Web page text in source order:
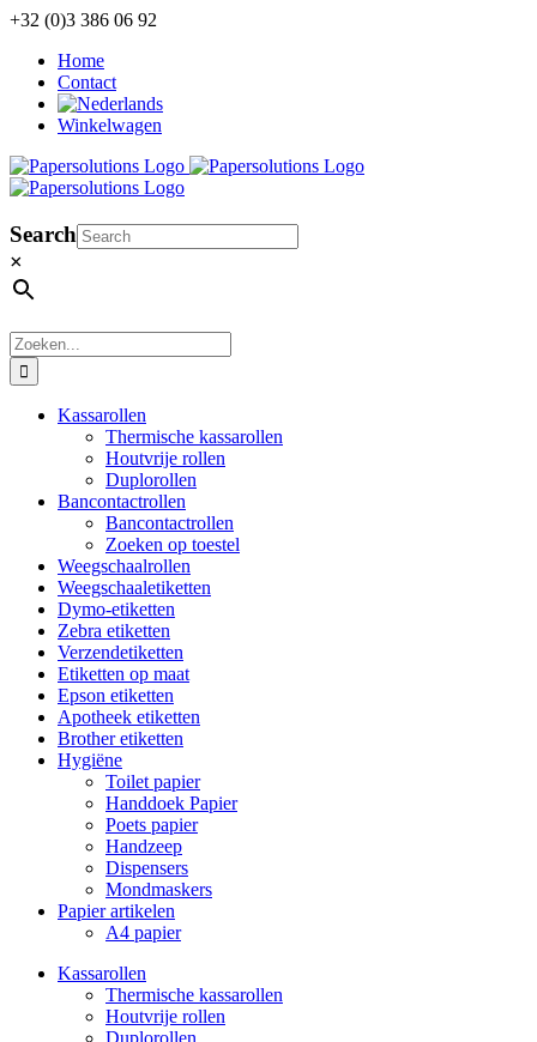
Ga
inhoud
+32 (0)3 386 06 92
Home
Contact
Winkelwagen
Search
×
Zoeken
naar:
Kassarollen
Thermische kassarollen
Houtvrije rollen
Duplorollen
Bancontactrollen
Bancontactrollen
Zoeken op toestel
Weegschaalrollen
Weegschaaletiketten
Dymo-etiketten
Zebra etiketten
Verzendetiketten
Etiketten op maat
Epson etiketten
Apotheek etiketten
Brother etiketten
Hygiëne
Toilet papier
Handdoek Papier
Poets papier
Handzeep
Dispensers
Mondmaskers
Papier artikelen
A4 papier
Kassarollen
Thermische kassarollen
Houtvrije rollen